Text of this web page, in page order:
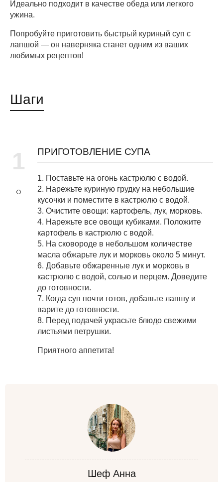
Идеально подходит в качестве обеда или легкого
ужина.
Попробуйте приготовить быстрый куриный суп с
лапшой — он наверняка станет одним из ваших
любимых рецептов!
Шаги
1 ПРИГОТОВЛЕНИЕ СУПА
1. Поставьте на огонь кастрюлю с водой.
2. Нарежьте куриную грудку на небольшие
кусочки и поместите в кастрюлю с водой.
3. Очистите овощи: картофель, лук, морковь.
4. Нарежьте все овощи кубиками. Положите
картофель в кастрюлю с водой.
5. На сковороде в небольшом количестве
масла обжарьте лук и морковь около 5 минут.
6. Добавьте обжаренные лук и морковь в
кастрюлю с водой, солью и перцем. Доведите
до готовности.
7. Когда суп почти готов, добавьте лапшу и
варите до готовности.
8. Перед подачей украсьте блюдо свежими
листьями петрушки.
Приятного аппетита!
Шеф Анна